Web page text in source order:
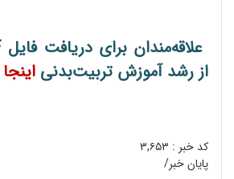
از رشد آموزش تربیت‌بدنی اینجا
کد خبر : ۳,۶۵۳
پایان خبر/